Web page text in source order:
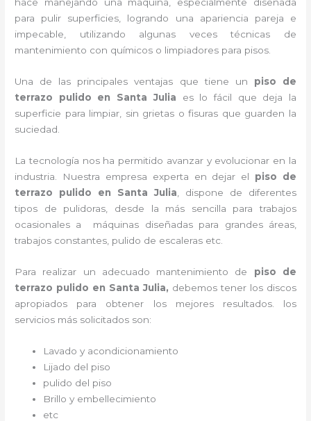
para pulir superficies, logrando una apariencia pareja e
impecable, utilizando algunas veces técnicas de
mantenimiento con químicos o limpiadores para pisos.
Una de las principales ventajas que tiene un piso de
terrazo pulido en Santa Julia es lo fácil que deja la
superficie para limpiar, sin grietas o fisuras que guarden la
suciedad.
La tecnología nos ha permitido avanzar y evolucionar en la
industria. Nuestra empresa experta en dejar el piso de
terrazo pulido en Santa Julia , dispone de diferentes
tipos de pulidoras, desde la más sencilla para trabajos
ocasionales a máquinas diseñadas para grandes áreas,
trabajos constantes, pulido de escaleras etc.
Para realizar un adecuado mantenimiento de piso de
terrazo pulido en Santa Julia, debemos tener los discos
apropiados para obtener los mejores resultados. los
servicios más solicitados son:
Lavado y acondicionamiento
Lijado del piso
pulido del piso
Brillo y embellecimiento
etc